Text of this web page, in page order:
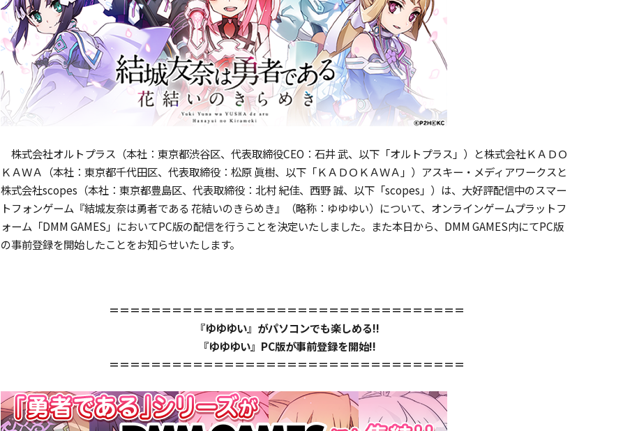
株式会社オルトプラス（本社：東京都渋谷区、代表取締役CEO：石井 武、以下「オルトプラス」）と株式会社ＫＡＤＯ
ＫＡＷＡ（本社：東京都千代田区、代表取締役：松原 眞樹、以下「ＫＡＤＯＫＡＷＡ」）アスキー・メディアワークスと
株式会社scopes（本社：東京都豊島区、代表取締役：北村 紀佳、西野 誠、以下「scopes」）は、大好評配信中のスマー
トフォンゲーム『結城友奈は勇者である 花結いのきらめき』（略称：ゆゆゆい）について、オンラインゲームプラットフ
ォーム「DMM GAMES」においてPC版の配信を行うことを決定いたしました。また本日から、DMM GAMES内にてPC版
の事前登録を開始したことをお知らせいたします。
＝＝＝＝＝＝＝＝＝＝＝＝＝＝＝＝＝＝＝＝＝＝＝＝＝＝＝＝＝＝＝＝＝＝
『ゆゆゆい』がパソコンでも楽しめる!!
『ゆゆゆい』PC版が事前登録を開始!!
＝＝＝＝＝＝＝＝＝＝＝＝＝＝＝＝＝＝＝＝＝＝＝＝＝＝＝＝＝＝＝＝＝＝